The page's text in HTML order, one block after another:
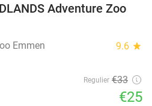
24%
Adventure Zoo
Emmen 9.6 star
Regulier €33
€25